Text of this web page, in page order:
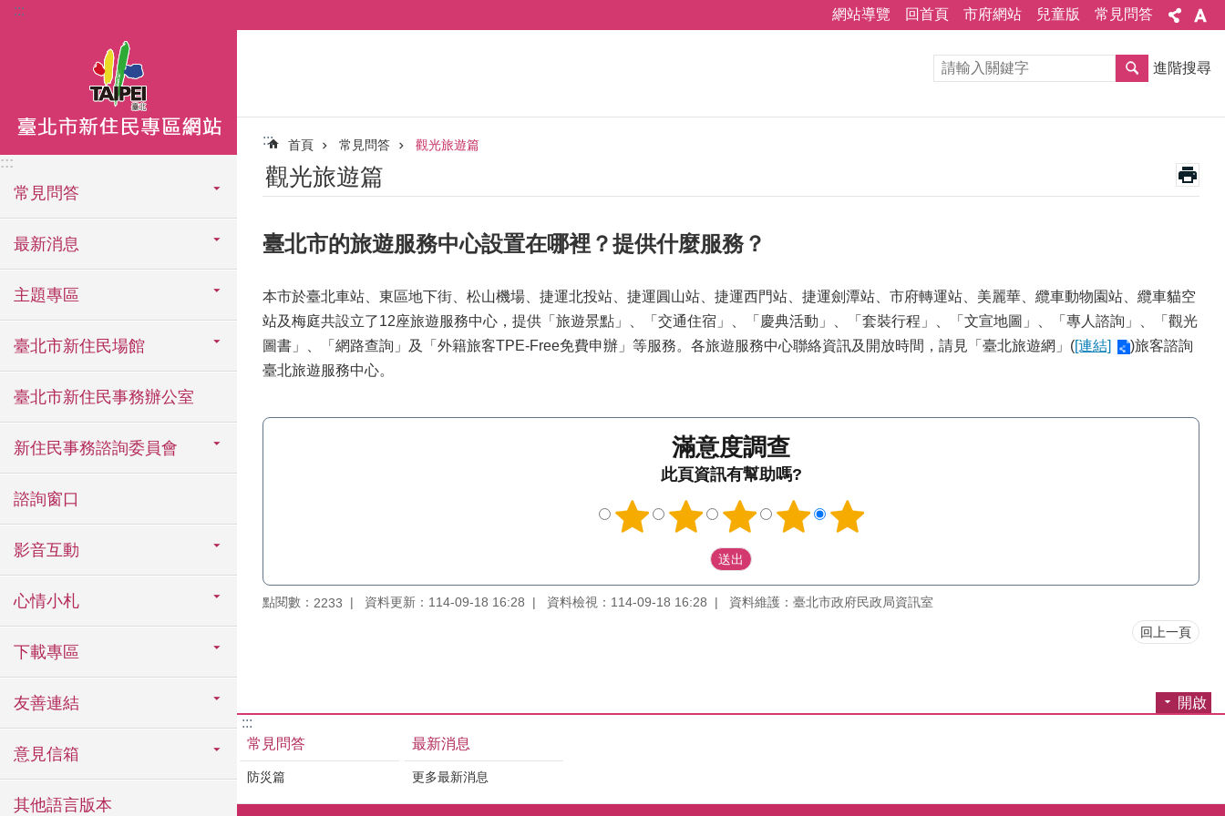
跳到主要內容區塊
::: 網站導覽 回首頁 市府網站 兒童版 常見問答
:::
常見問答
最新消息
主題專區
臺北市新住民場館
臺北市新住民事務辦公室
新住民事務諮詢委員會
諮詢窗口
影音互動
心情小札
下載專區
友善連結
意見信箱
其他語言版本
進階搜尋
::: 首頁 常見問答 觀光旅遊篇
觀光旅遊篇
臺北市的旅遊服務中心設置在哪裡？提供什麼服務？
本市於臺北車站、東區地下街、松山機場、捷運北投站、捷運圓山站、捷運西門站、捷運劍潭站、市府轉運站、美麗華、纜車動物園站、纜車貓空
站及梅庭共設立了12座旅遊服務中心，提供「旅遊景點」、「交通住宿」、「慶典活動」、「套裝行程」、「文宣地圖」、「專人諮詢」、「觀光
圖書」、「網路查詢」及「外籍旅客TPE-Free免費申辦」等服務。各旅遊服務中心聯絡資訊及開放時間，請見「臺北旅遊網」([連結]
)旅客諮詢
臺北旅遊服務中心。
滿意度調查
此頁資訊有幫助嗎?
點閱數： 2233 資料更新：114-09-18 16:28 資料檢視：114-09-18 16:28 資料維護：臺北市政府民政局資訊室
回上一頁
開啟
:::
常見問答
防災篇
最新消息
更多最新消息